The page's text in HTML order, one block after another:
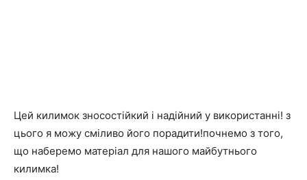
Цей килимок зносостійкий і надійний у використанні! з
цього я можу сміливо його порадити!почнемо з того,
що наберемо матеріал для нашого майбутнього
килимка!